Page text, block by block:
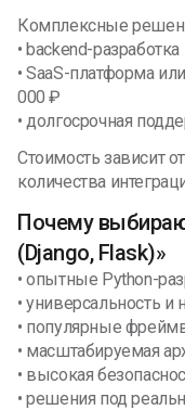
Комплексные
• backend-
• SaaS-платформа
000 ₽
• долгосрочная
Стоимость зависит
количества
Почему
(Django, Flask)»
• опытные Python-
• универсальность и
• популярные
• масштабируемая
• высокая
• решения под